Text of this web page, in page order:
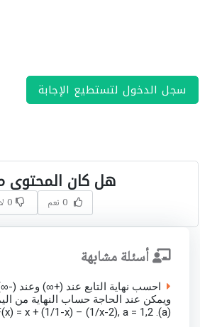
سجل الدخول لتستطيع الإجابة
هل كان المحتوى
0 نعم 0 لا
أسئلة مشابهة
ويمكن عند الحاجة حساب النهاية من
(a). F(x) = x + (1/1-x) – (1/x-2), a = 1,2